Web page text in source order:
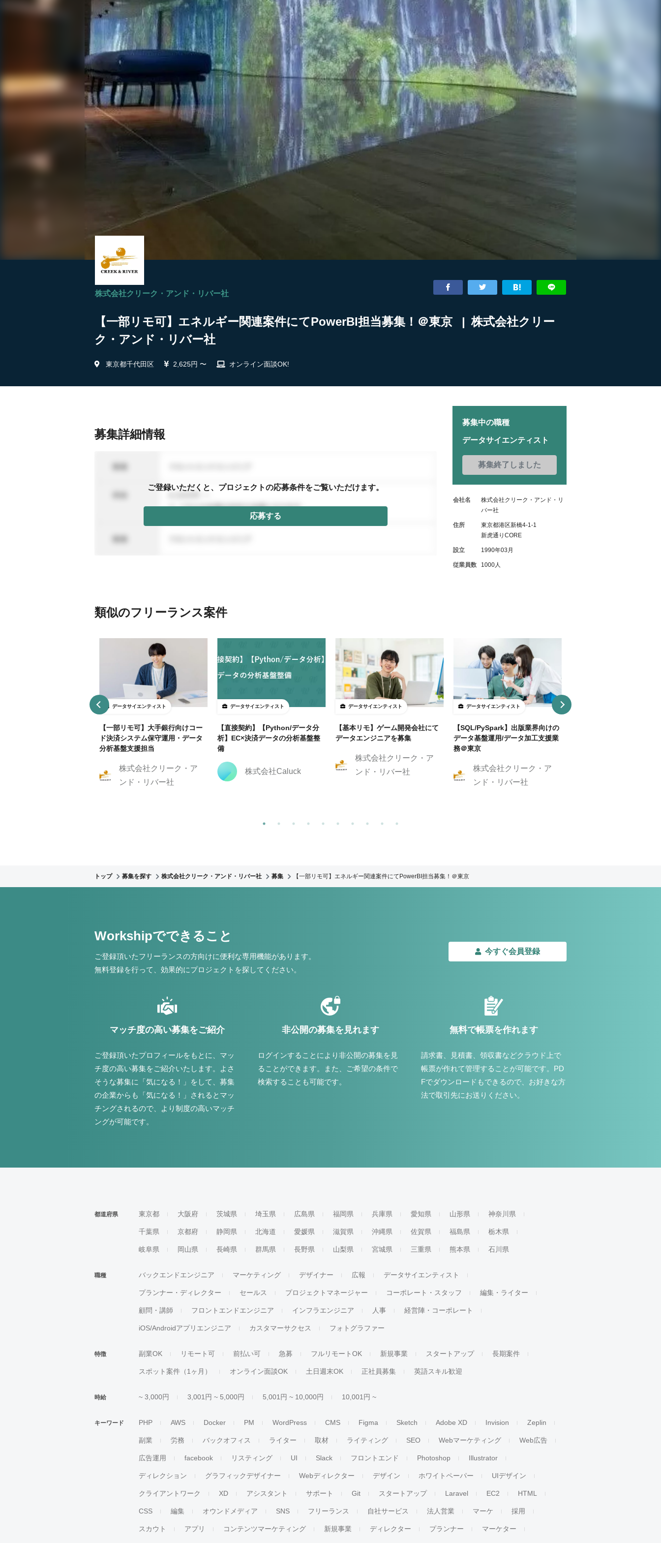
株式会社クリーク・アンド・リバー社
【一部リモ可】エネルギー関連案件にてPowerBI担当募集！＠東京 | 株式会社クリー
ク・アンド・リバー社
東京都千代田区 2,625円 〜 オンライン面談OK!
募集詳細情報
ご登録いただくと、プロジェクトの応募条件をご覧いただけます。
応募する
募集中の職種
データサイエンティスト
募集終了しました
会社名
株式会社クリーク・アンド・リ
バー社
住所
東京都港区新橋4-1-1
新虎通りCORE
設立 1990年03月
従業員数 1000人
類似のフリーランス案件
データサイエンティスト
【一部リモ可】大手銀行向けコー
ド決済システム保守運用・データ
分析基盤支援担当
株式会社クリーク・ア
ンド・リバー社
データサイエンティスト
【直接契約】【Python/データ分
析】EC×決済データの分析基盤整
備
株式会社Caluck
データサイエンティスト
【基本リモ】ゲーム開発会社にて
データエンジニアを募集
株式会社クリーク・ア
ンド・リバー社
データサイエンティスト
【SQL/PySpark】出版業界向けの
データ基盤運用/データ加工支援業
務＠東京
株式会社クリーク・ア
ンド・リバー社
トップ 募集を探す 株式会社クリーク・アンド・リバー社 募集 【一部リモ可】エネルギー関連案件にてPowerBI担当募集！＠東京
Workshipでできること
ご登録頂いたフリーランスの方向けに便利な専用機能があります。
無料登録を行って、効果的にプロジェクトを探してください。
今すぐ会員登録
マッチ度の高い募集をご紹介
ご登録頂いたプロフィールをもとに、マッ
チ度の高い募集をご紹介いたします。よさ
そうな募集に「気になる！」をして、募集
の企業からも「気になる！」されるとマッ
チングされるので、より制度の高いマッチ
ングが可能です。
非公開の募集を見れます
ログインすることにより非公開の募集を見
ることができます。また、ご希望の条件で
検索することも可能です。
無料で帳票を作れます
請求書、見積書、領収書などクラウド上で
帳票が作れて管理することが可能です。PD
Fでダウンロードもできるので、お好きな方
法で取引先にお送りください。
都道府県 東京都 大阪府 茨城県 埼玉県 広島県 福岡県 兵庫県 愛知県 山形県 神奈川県
千葉県 京都府 静岡県 北海道 愛媛県 滋賀県 沖縄県 佐賀県 福島県 栃木県
岐阜県 岡山県 長崎県 群馬県 長野県 山梨県 宮城県 三重県 熊本県 石川県
職種 バックエンドエンジニア マーケティング デザイナー 広報 データサイエンティスト
プランナー・ディレクター セールス プロジェクトマネージャー コーポレート・スタッフ 編集・ライター
顧問・講師 フロントエンドエンジニア インフラエンジニア 人事 経営陣・コーポレート
iOS/Androidアプリエンジニア カスタマーサクセス フォトグラファー
特徴 副業OK リモート可 前払い可 急募 フルリモートOK 新規事業 スタートアップ 長期案件
スポット案件（1ヶ月） オンライン面談OK 土日週末OK 正社員募集 英語スキル歓迎
時給 ~ 3,000円 3,001円 ~ 5,000円 5,001円 ~ 10,000円 10,001円 ~
キーワード PHP AWS Docker PM WordPress CMS Figma Sketch Adobe XD Invision Zeplin
副業 労務 バックオフィス ライター 取材 ライティング SEO Webマーケティング Web広告
広告運用 facebook リスティング UI Slack フロントエンド Photoshop Illustrator
ディレクション グラフィックデザイナー Webディレクター デザイン ホワイトペーパー UIデザイン
クライアントワーク XD アシスタント サポート Git スタートアップ Laravel EC2 HTML
CSS 編集 オウンドメディア SNS フリーランス 自社サービス 法人営業 マーケ 採用
スカウト アプリ コンテンツマーケティング 新規事業 ディレクター プランナー マーケター